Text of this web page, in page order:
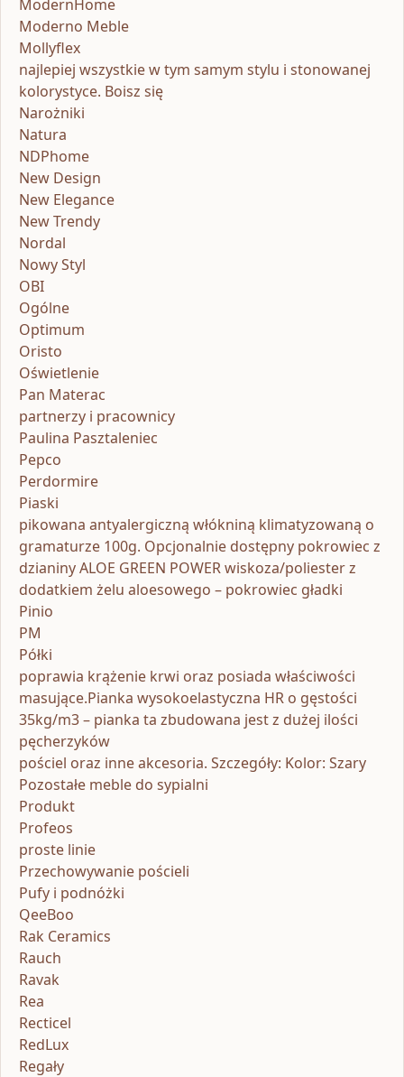
ModernHome
Moderno Meble
Mollyflex
najlepiej wszystkie w tym samym stylu i stonowanej
kolorystyce. Boisz się
Narożniki
Natura
NDPhome
New Design
New Elegance
New Trendy
Nordal
Nowy Styl
OBI
Ogólne
Optimum
Oristo
Oświetlenie
Pan Materac
partnerzy i pracownicy
Paulina Pasztaleniec
Pepco
Perdormire
Piaski
pikowana antyalergiczną włókniną klimatyzowaną o
gramaturze 100g. Opcjonalnie dostępny pokrowiec z
dzianiny ALOE GREEN POWER wiskoza/poliester z
dodatkiem żelu aloesowego – pokrowiec gładki
Pinio
PM
Półki
poprawia krążenie krwi oraz posiada właściwości
masujące.Pianka wysokoelastyczna HR o gęstości
35kg/m3 – pianka ta zbudowana jest z dużej ilości
pęcherzyków
pościel oraz inne akcesoria. Szczegóły: Kolor: Szary
Pozostałe meble do sypialni
Produkt
Profeos
proste linie
Przechowywanie pościeli
Pufy i podnóżki
QeeBoo
Rak Ceramics
Rauch
Ravak
Rea
Recticel
RedLux
Regały